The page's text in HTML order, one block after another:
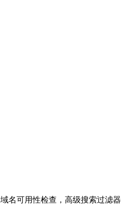
名可用性检查，高级搜索过滤器